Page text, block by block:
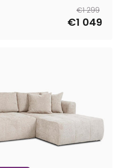
Tavahind
€1 299
Müügihind
€1 049